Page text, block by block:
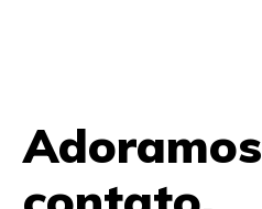
Adoramos